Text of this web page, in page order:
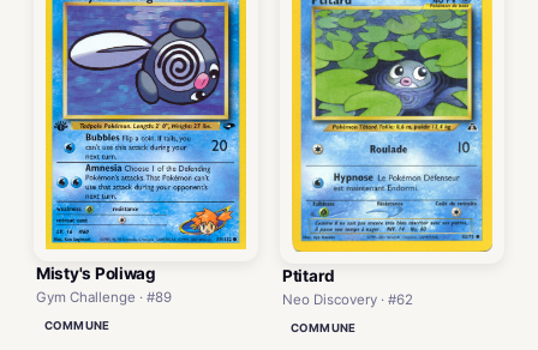
Misty's Poliwag
Gym Challenge · #89
COMMUNE
Ptitard
Neo Discovery · #62
COMMUNE